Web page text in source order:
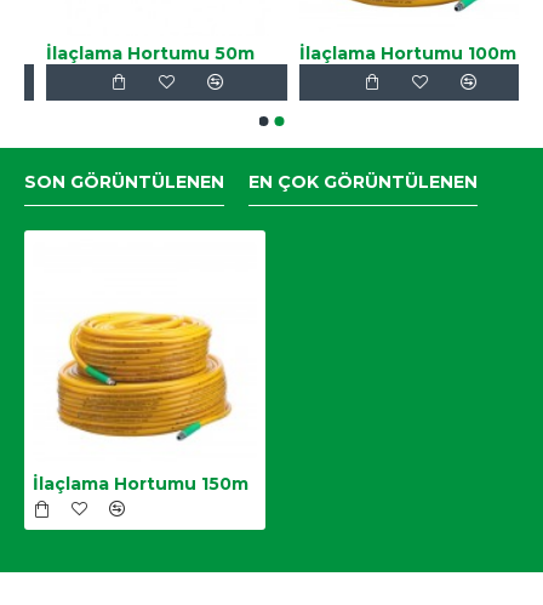
İlaçlama Hortumu 50m İlaçlama Hortumu 100m
SON GÖRÜNTÜLENEN EN ÇOK GÖRÜNTÜLENEN
İlaçlama Hortumu 150m